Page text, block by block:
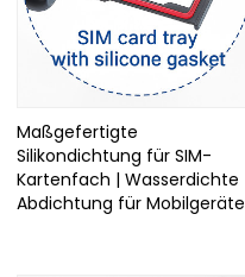
Maßgefertigte
Silikondichtung für SIM-
Kartenfach | Wasserdichte
Abdichtung für Mobilgeräte